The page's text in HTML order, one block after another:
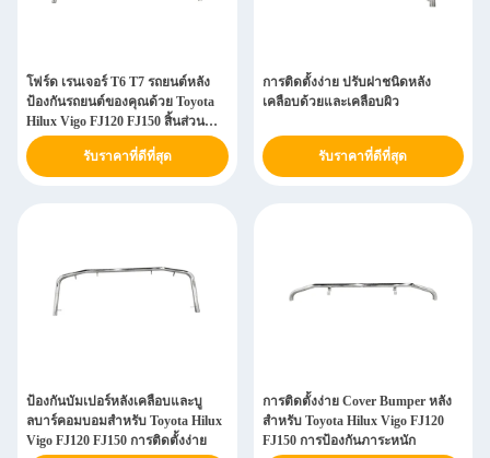
โฟร์ด เรนเจอร์ T6 T7 รถยนต์หลัง
ป้องกันรถยนต์ของคุณด้วย Toyota
Hilux Vigo FJ120 FJ150 สิ้นส่วน
รถยนต์
รับราคาที่ดีที่สุด
การติดตั้งง่าย ปรับฝาชนิดหลัง
เคลือบด้วยและเคลือบผิว
รับราคาที่ดีที่สุด
ป้องกันบัมเปอร์หลังเคลือบและบู
ลบาร์คอมบอมสําหรับ Toyota Hilux
Vigo FJ120 FJ150 การติดตั้งง่าย
การติดตั้งง่าย Cover Bumper หลัง
สําหรับ Toyota Hilux Vigo FJ120
FJ150 การป้องกันภาระหนัก